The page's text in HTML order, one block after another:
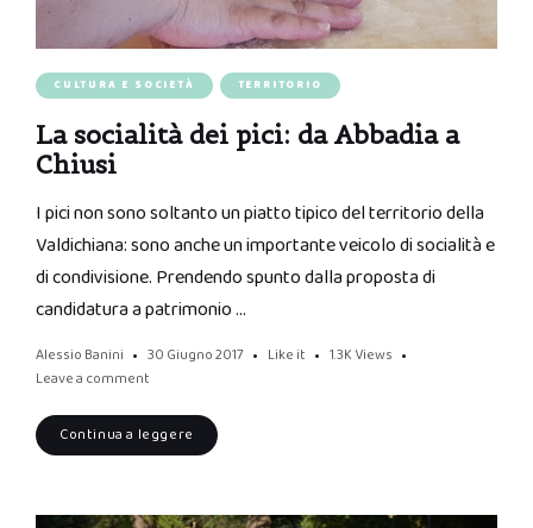
CULTURA E SOCIETÀ TERRITORIO
La socialità dei pici: da Abbadia a
Chiusi
I pici non sono soltanto un piatto tipico del territorio della
Valdichiana: sono anche un importante veicolo di socialità e
di condivisione. Prendendo spunto dalla proposta di
candidatura a patrimonio …
Alessio Banini 30 Giugno 2017 Like it 1.3K Views
Leave a comment
Continua a leggere